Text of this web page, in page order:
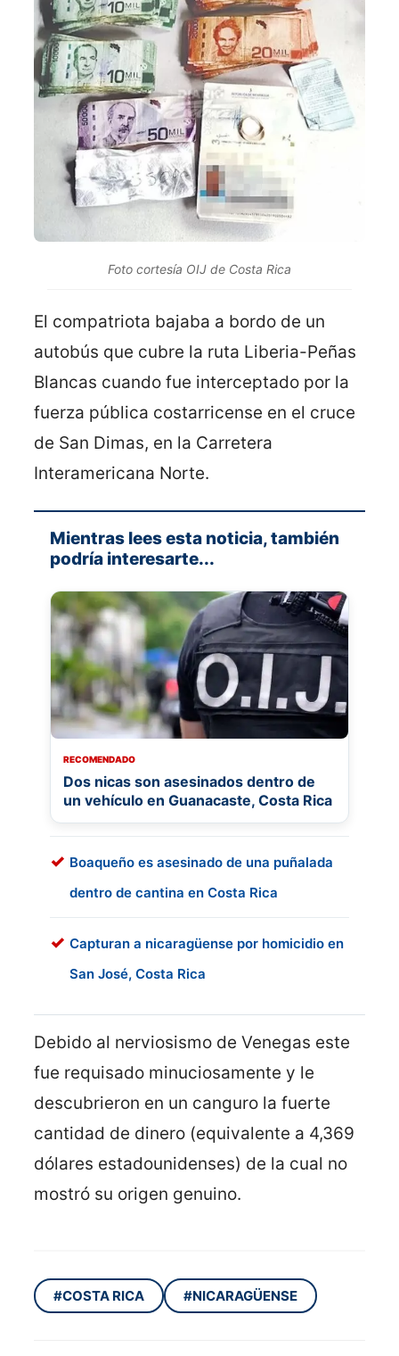
Foto cortesía OIJ de Costa Rica
El compatriota bajaba a bordo de un
autobús que cubre la ruta Liberia-Peñas
Blancas cuando fue interceptado por la
fuerza pública costarricense en el cruce
de San Dimas, en la Carretera
Interamericana Norte.
Mientras lees esta noticia, también
podría interesarte...
RECOMENDADO
Dos nicas son asesinados dentro de
un vehículo en Guanacaste, Costa Rica
Boaqueño es asesinado de una puñalada
dentro de cantina en Costa Rica
Capturan a nicaragüense por homicidio en
San José, Costa Rica
Debido al nerviosismo de Venegas este
fue requisado minuciosamente y le
descubrieron en un canguro la fuerte
cantidad de dinero (equivalente a 4,369
dólares estadounidenses) de la cual no
mostró su origen genuino.
#COSTA RICA #NICARAGÜENSE